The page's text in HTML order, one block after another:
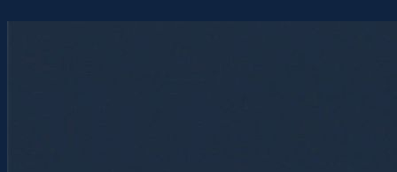
Перейти